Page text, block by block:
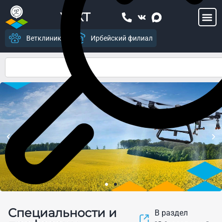
УСХТ
Ветклиника Ирбейский филиал
земледелия и современных
Специальности и
В раздел